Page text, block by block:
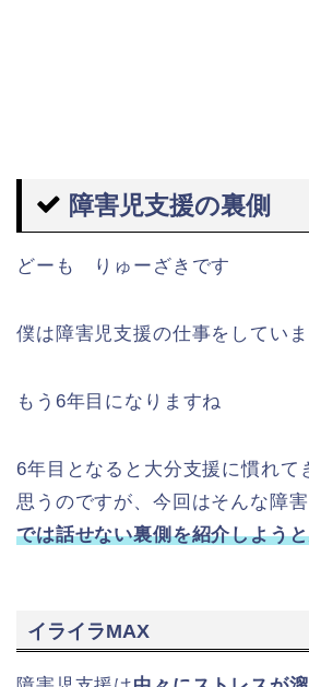
障害児支援の裏側
どーも りゅーざきです
僕は障害児支援の仕事をしてい
もう6年目になりますね
6年目となると大分支援に慣れて
思うのですが、今回はそんな障
では話せない裏側を紹介しよう
イライラMAX